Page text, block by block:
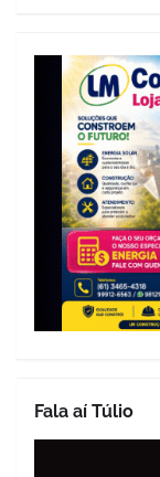
Fala aí Túlio